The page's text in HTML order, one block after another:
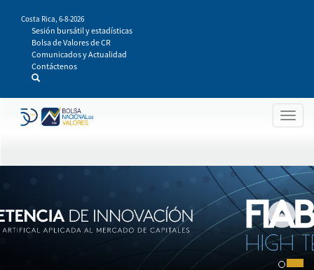
contenido
principal
Costa Rica, 6-8-2026
Sesión bursátil y estadísticas
Bolsa de Valores de CR
Comunicados y Actualidad
Contáctenos